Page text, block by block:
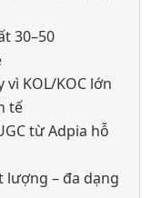
30–50
vì KOL/KOC lớn
tế
từ Adpia hỗ
lượng – đa dạng